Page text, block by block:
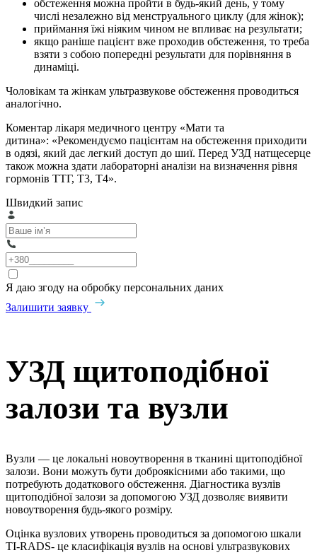
обстеження можна пройти в будь-який день, у тому
числі незалежно від менструального циклу (для жінок);
приймання їжі ніяким чином не впливає на результати;
якщо раніше пацієнт вже проходив обстеження, то треба
взяти з собою попередні результати для порівняння в
динаміці.
Чоловікам та жінкам ультразвукове обстеження проводиться
аналогічно.
Коментар лікаря медичного центру «Мати та
дитина»: «Рекомендуємо пацієнтам на обстеження приходити
в одязі, який дає легкий доступ до шиї. Перед УЗД натщесерце
також можна здати лабораторні аналізи на визначення рівня
гормонів ТТГ, Т3, Т4».
Швидкий запис
Я даю згоду на обробку персональних даних
Залишити заявку
УЗД щитоподібної
залози та вузли
Вузли — це локальні новоутворення в тканині щитоподібної
залози. Вони можуть бути доброякісними або такими, що
потребують додаткового обстеження. Діагностика вузлів
щитоподібної залози за допомогою УЗД дозволяє виявити
новоутворення будь-якого розміру.
Оцінка вузлових утворень проводиться за допомогою шкали
TI-RADS- це класифікація вузлів на основі ультразвукових